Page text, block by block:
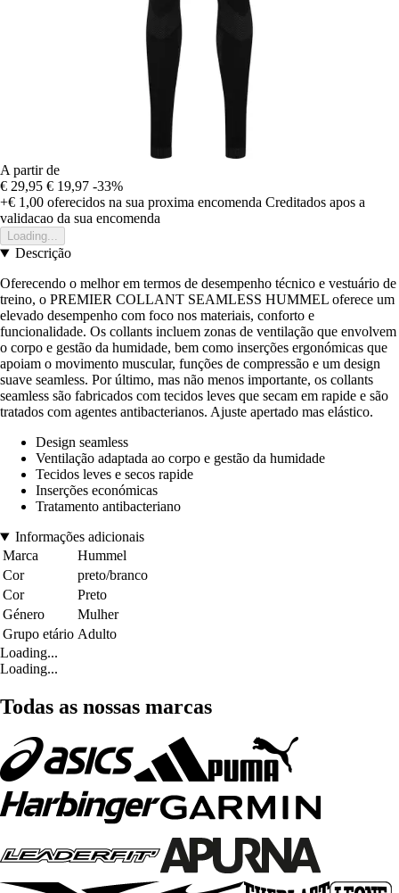
A partir de
€ 29,95 € 19,97 -33%
+€ 1,00 oferecidos na sua proxima encomenda Creditados apos a
validacao da sua encomenda
Loading...
Descrição
Oferecendo o melhor em termos de desempenho técnico e vestuário de
treino, o PREMIER COLLANT SEAMLESS HUMMEL oferece um
elevado desempenho com foco nos materiais, conforto e
funcionalidade. Os collants incluem zonas de ventilação que envolvem
o corpo e gestão da humidade, bem como inserções ergonómicas que
apoiam o movimento muscular, funções de compressão e um design
suave seamless. Por último, mas não menos importante, os collants
seamless são fabricados com tecidos leves que secam em rapide e são
tratados com agentes antibacterianos. Ajuste apertado mas elástico.
Design seamless
Ventilação adaptada ao corpo e gestão da humidade
Tecidos leves e secos rapide
Inserções económicas
Tratamento antibacteriano
Informações adicionais
Marca
Hummel
Cor
preto/branco
Cor
Preto
Género
Mulher
Grupo etário Adulto
Loading...
Loading...
Todas as nossas marcas